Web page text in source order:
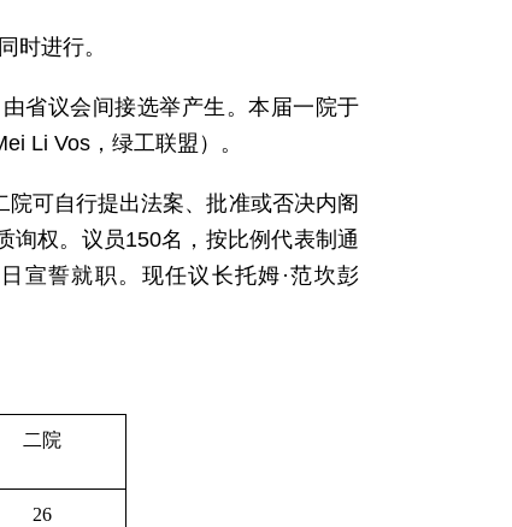
时进行。
省议会间接选举产生。本届一院于
Li Vos，绿工联盟）。
可自行提出法案、批准或否决内阁
询权。议员150名，按比例代表制通
宣誓就职。现任议长托姆·范坎彭
二院
26